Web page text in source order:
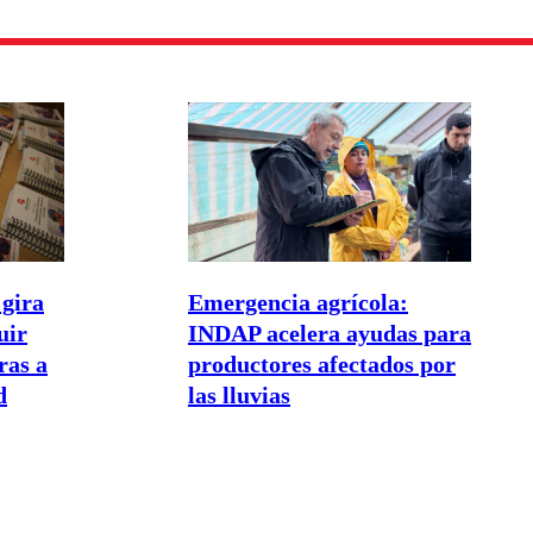
a
Emergencia agrícola:
INDAP acelera ayudas para
productores afectados por
las lluvias